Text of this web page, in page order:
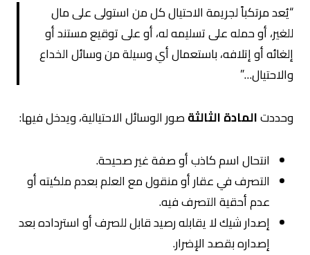
“يُعد مرتكباً لجريمة الاحتيال كل من استولى على مال
للغير، أو حمله على تسليمه له، أو على توقيع مستند أو
إلغائه أو إتلافه، باستعمال أي وسيلة من وسائل الخداع
والاحتيال…”
وحددتالمادة الثالثةصور الوسائل الاحتيالية، ويدخل فيها:
انتحال اسم كاذب أو صفة غير صحيحة.
التصرف في عقار أو منقول مع العلم بعدم ملكيته أو
عدم أحقية التصرف فيه.
إصدار شيك لا يقابله رصيد قابل للصرف أو استرداده بعد
إصداره بقصد الإضرار.